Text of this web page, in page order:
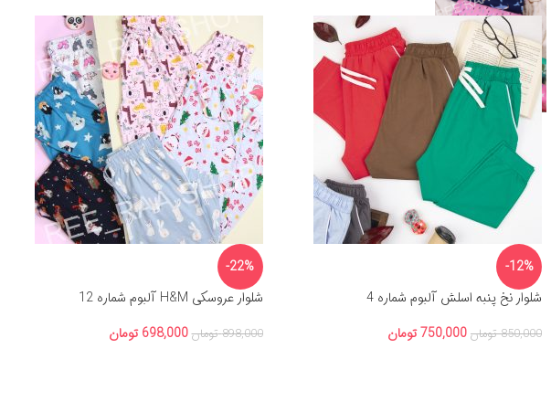
-12%
شلوار نخ پنبه اسلش آلبوم شماره 4
850,000 تومان 750,000تومان
-22%
شلوار عروسکی H&M آلبوم شماره 12
898,000 تومان 698,000 تومان